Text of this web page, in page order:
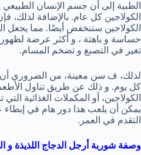
الكولاجين كل عام. بالإضافة لذلك،
الكولاجين ستنخفض أيضًا. مما يجعل
حساسة و باهتة ، و أكثر عرضة
تغير في التصبغ و تضخم المسام.
لذلك، ف سن معينة، من الضروري
كل يوم. و ذلك عن طريق تناول
الكولاجين، أو المكملات الغذائية
يمكن أن يلعب هذا دور هام في إبطاء
التقدم في العمر.
وصفة شوربة أرجل الدجاج اللذيذة و